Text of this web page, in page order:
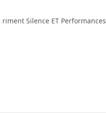
riment Silence ET Performances